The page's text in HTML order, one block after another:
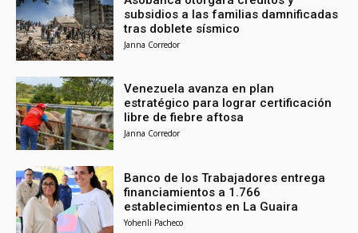
subsidios a las familias damnificadas
tras doblete sísmico
Janna Corredor
Venezuela avanza en plan
estratégico para lograr certificación
libre de fiebre aftosa
Janna Corredor
Banco de los Trabajadores entrega
financiamientos a 1.766
establecimientos en La Guaira
Yohenli Pacheco